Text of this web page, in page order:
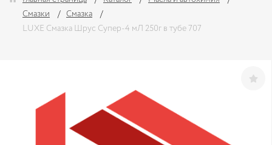
Смазки
Смазка
LUXЕ Смазка Шрус Супер-4 мЛ 250г в тубе 707